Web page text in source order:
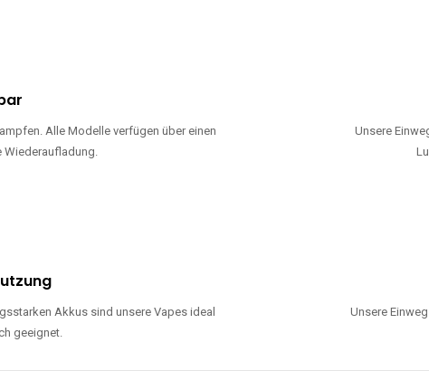
Alle Modelle verfügen über einen
Wiederaufladung.
Unsere
Akkus sind unsere Vapes ideal
geeignet.
Unsere